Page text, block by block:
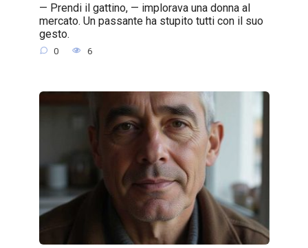
— Prendi il gattino, — implorava una donna al
mercato. Un passante ha stupito tutti con il suo
gesto.
0 6